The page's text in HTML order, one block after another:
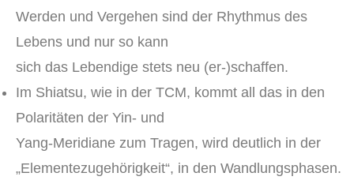
Werden und Vergehen sind der Rhythmus des
Lebens und nur so kann
sich das Lebendige stets neu (er-)schaffen.
Im Shiatsu, wie in der TCM, kommt all das in den
Polaritäten der Yin- und
Yang-Meridiane zum Tragen, wird deutlich in der
„Elementezugehörigkeit“, in den Wandlungsphasen.